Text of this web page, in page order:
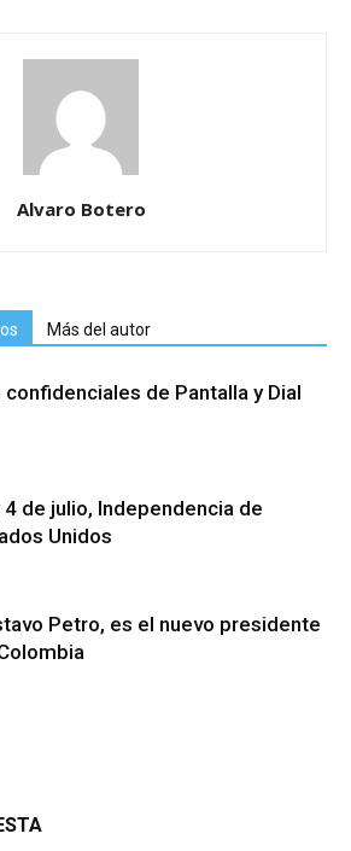
Alvaro Botero
Más del autor
confidenciales de Pantalla y Dial
4 de julio, Independencia de
Unidos
Petro, es el nuevo presidente